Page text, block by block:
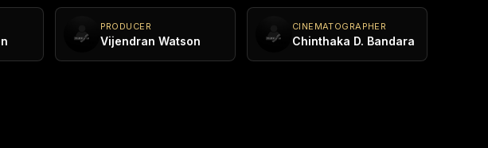
PRODUCER
Vijendran Watson
CINEMATOGRAPHER
Chinthaka D. Bandara